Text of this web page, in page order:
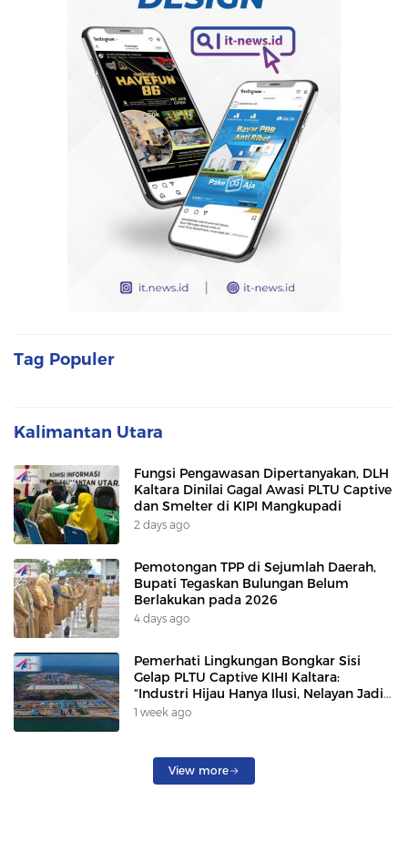
Tag Populer
Kalimantan Utara
Fungsi Pengawasan Dipertanyakan, DLH
Kaltara Dinilai Gagal Awasi PLTU Captive
dan Smelter di KIPI Mangkupadi
2 days ago
Pemotongan TPP di Sejumlah Daerah,
Bupati Tegaskan Bulungan Belum
Berlakukan pada 2026
4 days ago
Pemerhati Lingkungan Bongkar Sisi
Gelap PLTU Captive KIHI Kaltara:
“Industri Hijau Hanya Ilusi, Nelayan Jadi
Korban”
1 week ago
View more